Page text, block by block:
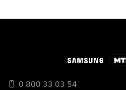
0 800 33 03 54